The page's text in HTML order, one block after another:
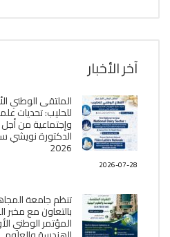
آخر الأخبار
الملتقى الوطني
للحليب: تحديات
وإجتماعية من
2026
2026-07-28
تنظم جامعة
بالتعاون مع مخبر
المؤتمر الوطني